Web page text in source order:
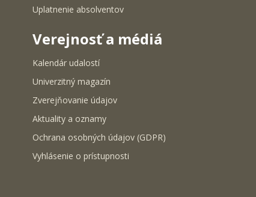
Uplatnenie absolventov
Verejnosť a médiá
Kalendár udalostí
Univerzitný magazín
Zverejňovanie údajov
Aktuality a oznamy
Ochrana osobných údajov (GDPR)
Vyhlásenie o prístupnosti